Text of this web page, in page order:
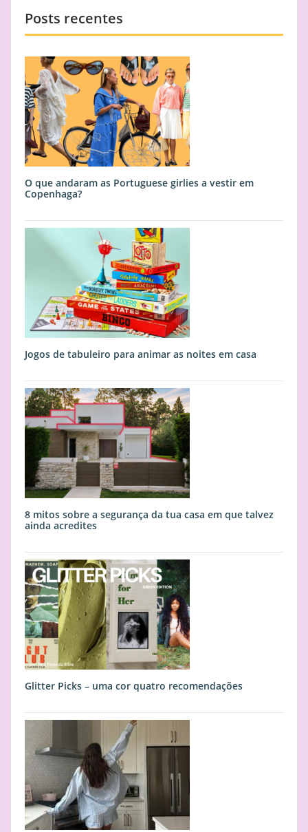
Posts recentes
O que andaram as Portuguese girlies a vestir em
Copenhaga?
Jogos de tabuleiro para animar as noites em casa
8 mitos sobre a segurança da tua casa em que talvez
ainda acredites
Glitter Picks – uma cor quatro recomendações